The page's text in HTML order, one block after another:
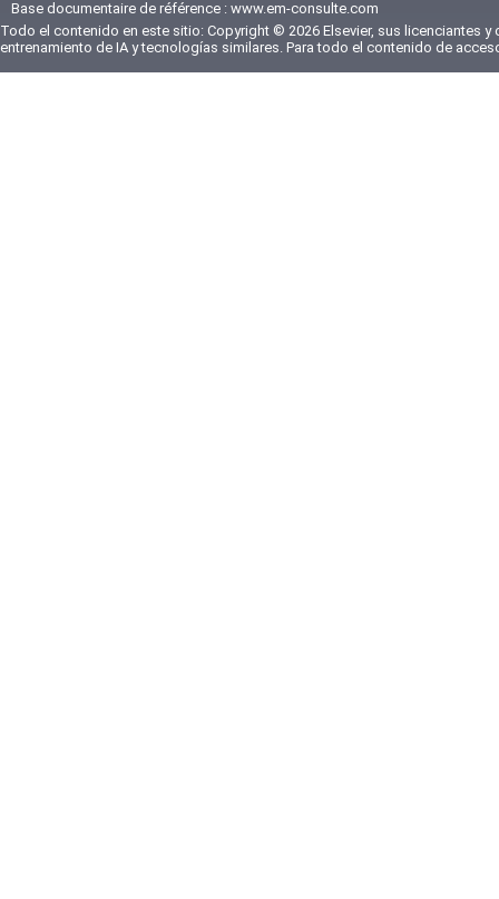
Base documentaire de référence : www.em-consulte.com
Todo el contenido en este sitio: Copyright © 2026 Elsevier, sus licenciantes
entrenamiento de IA y tecnologías similares. Para todo el contenido de